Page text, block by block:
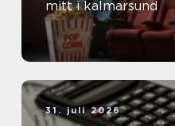
mitt i kalmarsund
31. juli 2026